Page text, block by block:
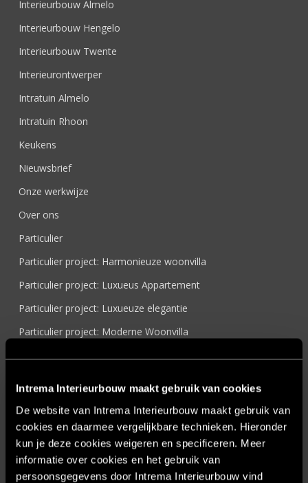
Intrema Interieurbouw maakt gebruik van cookies
De website van Intrema Interieurbouw maakt gebruik van
cookies en daarmee vergelijkbare technieken. Hieronder
kun je deze cookies weigeren en specificeren. Meer
informatie over cookies en het gebruik van
persoonsgegevens door Intrema Interieurbouw vind
Interieurbouw Almelo
Interieurbouw Hengelo
Interieurbouw Twente
Interieurontwerper
Intratuin Almelo
Intratuin Rhoon
Keukens
Nieuwsbrief
Onze werkwijze
Over ons
Particulier
Particulier project: Harmonieuze woonvilla
Particulier project: Luxueus Appartement
Particulier project: Luxueuze elegantie
Particulier project: Moderne Woonvilla
Referenties
Samenwerken
Sensire